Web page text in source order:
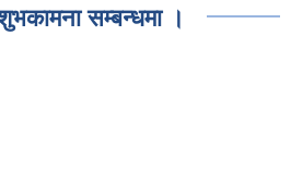
सम्बन्धमा ।